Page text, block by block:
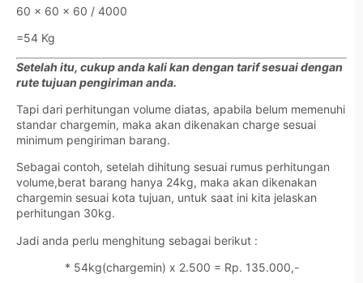
60 x 60 x 60 / 4000
=54 Kg
Setelah itu, cukup anda kali kan dengan tarif sesuai dengan
rute tujuan pengiriman anda.
Tapi dari perhitungan volume diatas, apabila belum memenuhi
standar chargemin, maka akan dikenakan charge sesuai
minimum pengiriman barang.
Sebagai contoh, setelah dihitung sesuai rumus perhitungan
volume,berat barang hanya 24kg, maka akan dikenakan
chargemin sesuai kota tujuan, untuk saat ini kita jelaskan
perhitungan 30kg.
Jadi anda perlu menghitung sebagai berikut :
* 54kg(chargemin) x 2.500 = Rp. 135.000,-